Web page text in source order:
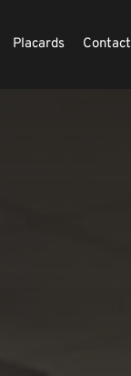
Placards Contact